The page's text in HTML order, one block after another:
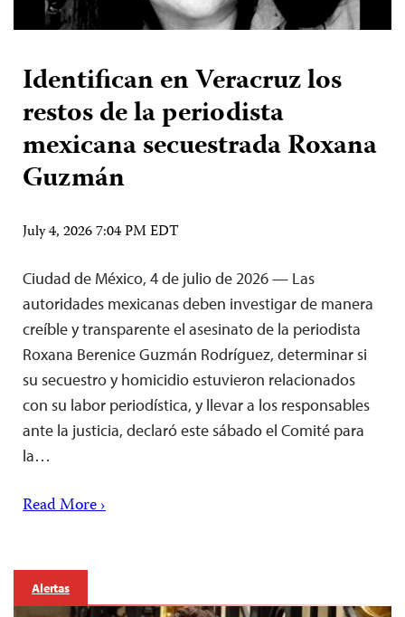
Identifican en Veracruz los
restos de la periodista
mexicana secuestrada Roxana
Guzmán
July 4, 2026 7:04 PM EDT
Ciudad de México, 4 de julio de 2026 — Las
autoridades mexicanas deben investigar de manera
creíble y transparente el asesinato de la periodista
Roxana Berenice Guzmán Rodríguez, determinar si
su secuestro y homicidio estuvieron relacionados
con su labor periodística, y llevar a los responsables
ante la justicia, declaró este sábado el Comité para
la…
Read More ›
Alertas